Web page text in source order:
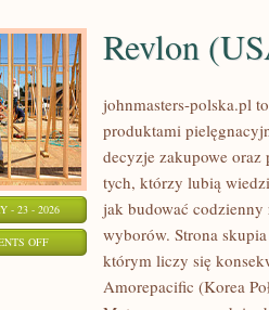
- 23 - 2026
OFFON
Revlon
johnmasters-polska.pl
produktami
decyzje zakupowe oraz
tych, którzy lubią
jak budować codzienny
wyborów. Strona
którym liczy się
Amorepacific (Korea